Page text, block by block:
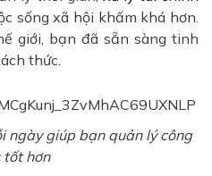
sống xã hội khấm khá hơn.
giới, bạn đã sẵn sàng tinh
thức.
ngày giúp bạn quản lý công
tốt hơn